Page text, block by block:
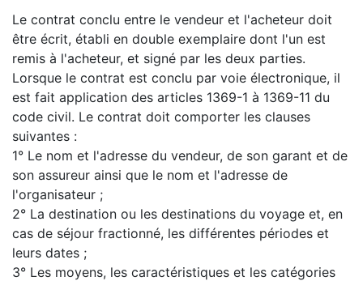
Le contrat conclu entre le vendeur et l'acheteur doit
être écrit, établi en double exemplaire dont l'un est
remis à l'acheteur, et signé par les deux parties.
Lorsque le contrat est conclu par voie électronique, il
est fait application des articles 1369-1 à 1369-11 du
code civil. Le contrat doit comporter les clauses
suivantes :
1° Le nom et l'adresse du vendeur, de son garant et de
son assureur ainsi que le nom et l'adresse de
l'organisateur ;
2° La destination ou les destinations du voyage et, en
cas de séjour fractionné, les différentes périodes et
leurs dates ;
3° Les moyens, les caractéristiques et les catégories